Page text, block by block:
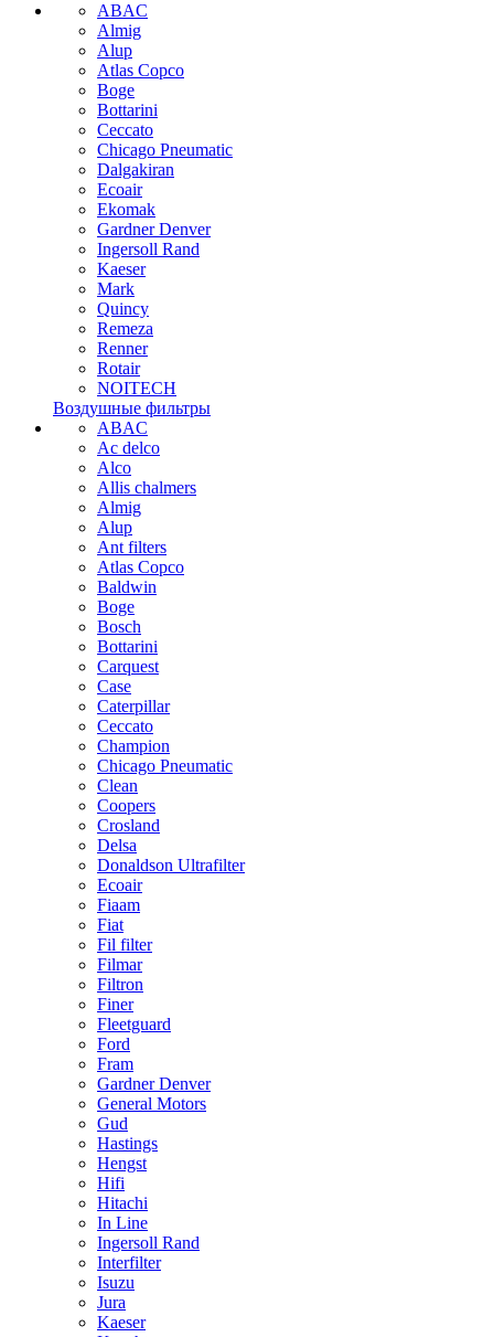
ABAC
Almig
Alup
Atlas Copco
Boge
Bottarini
Ceccato
Chicago Pneumatic
Dalgakiran
Ecoair
Ekomak
Gardner Denver
Ingersoll Rand
Kaeser
Mark
Quincy
Remeza
Renner
Rotair
NOITECH
Воздушные фильтры
ABAC
Ac delco
Alco
Allis chalmers
Almig
Alup
Ant filters
Atlas Copco
Baldwin
Boge
Bosch
Bottarini
Carquest
Case
Caterpillar
Ceccato
Champion
Chicago Pneumatic
Clean
Coopers
Crosland
Delsa
Donaldson Ultrafilter
Ecoair
Fiaam
Fiat
Fil filter
Filmar
Filtron
Finer
Fleetguard
Ford
Fram
Gardner Denver
General Motors
Gud
Hastings
Hengst
Hifi
Hitachi
In Line
Ingersoll Rand
Interfilter
Isuzu
Jura
Kaeser